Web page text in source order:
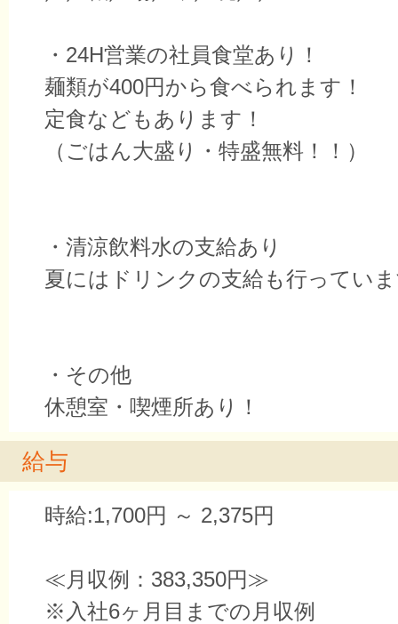
・24H営業の社員食堂あり！
麺類が400円から食べられます！
定食などもあります！
（ごはん大盛り・特盛無料！！）
・清涼飲料水の支給あり
夏にはドリンクの支給も行ってい
・その他
休憩室・喫煙所あり！
給与
時給:1,700円 ～ 2,375円
≪月収例：383,350円≫
※入社6ヶ月目までの月収例